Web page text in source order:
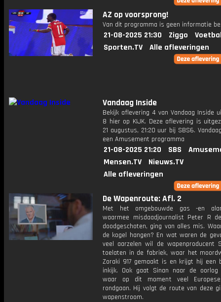
AZ op voorsprong!
Van dit programma is geen informatie
21-08-2025 21:30 Ziggo
Sporten.TV
Alle afleveringen
Vandaag Inside
Bekijk aflevering 4 van Vandaag Inside
8 hier op KIJK. Deze aflevering is
21 augustus, 21:20 uur bij SBS6.
een Amusement programma
21-08-2025 21:20 SBS
Mensen.TV
Nieuws.TV
Alle afleveringen
De Wapenroute: Afl. 2
Met het omgebouwde gas -en
waarmee misdaadjournalist Peter R
doodgeschoten, ging van alles mis.
de kogel hangen? En wat waren de
veel aarzelen wil de wapenproducent
toelaten in de fabriek, waar het
Zoraki 917 gemaakt is en krijgt hij een
inkijk. Ook gaat Sinan naar de oorlog
waar op dit moment veel
rondgaan. Hij volgt de route van deze
wapenstroom.